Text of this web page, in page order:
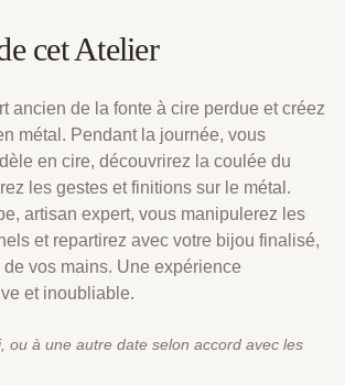
cet Atelier
ancien de la fonte à cire perdue et créez
métal. Pendant la journée, vous
en cire, découvrirez la coulée du
les gestes et finitions sur le métal.
artisan expert, vous manipulerez les
et repartirez avec votre bijou finalisé,
vos mains. Une expérience
et inoubliable.
ou à une autre date selon accord avec les